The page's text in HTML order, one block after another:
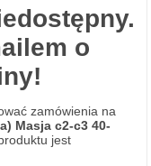
o
zamówienia na
Masja c2-c3 40-
jest